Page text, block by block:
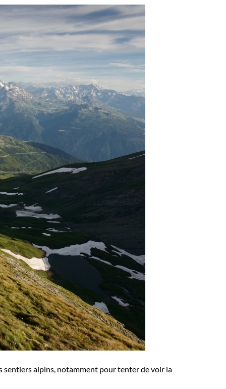
sentiers alpins, notamment pour tenter de voir la